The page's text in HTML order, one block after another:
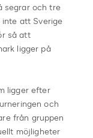
segrar och tre
inte att Sverige
så att
ligger på
ligger efter
och
från gruppen
möjligheter